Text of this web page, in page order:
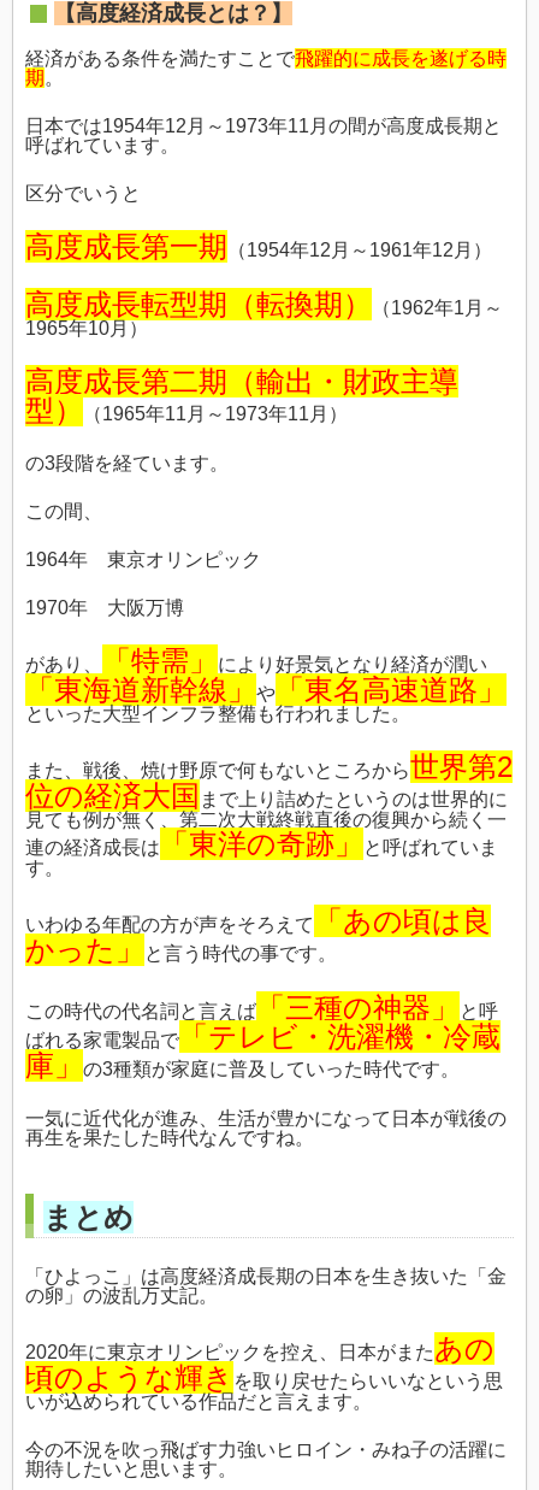
【高度経済成長とは？】
経済がある条件を満たすことで飛躍的に成長を遂げる時
期 。
日本では1954年12月～1973年11月の間が高度成長期と
呼ばれています。
区分でいうと
高度成長第一期 （1954年12月～1961年12月）
高度成長転型期（転換期）
（1962年1月～
1965年10月）
高度成長第二期（輸出・財政主導
型）
（1965年11月～1973年11月）
の3段階を経ています。
この間、
1964年 東京オリンピック
1970年 大阪万博
があり、 「特需」 により好景気となり経済が潤い
「東海道新幹線」 や 「東名高速道路」
といった大型インフラ整備も行われました。
また、戦後、焼け野原で何もないところから世界第2
位の経済大国 まで上り詰めたというのは世界的に
見ても例が無く、第二次大戦終戦直後の復興から続く一
連の経済成長は
「東洋の奇跡」
と呼ばれていま
す。
いわゆる年配の方が声をそろえて
「あの頃は良
かった」
と言う時代の事です。
この時代の代名詞と言えば 「三種の神器」
と呼
ばれる家電製品で
「テレビ・洗濯機・冷蔵
庫」
の3種類が家庭に普及していった時代です。
一気に近代化が進み、生活が豊かになって日本が戦後の
再生を果たした時代なんですね。
まとめ
「ひよっこ」は高度経済成長期の日本を生き抜いた「金
の卵」の波乱万丈記。
2020年に東京オリンピックを控え、日本がまたあの
頃のような輝き を取り戻せたらいいなという思
いが込められている作品だと言えます。
今の不況を吹っ飛ばす力強いヒロイン・みね子の活躍に
期待したいと思います。